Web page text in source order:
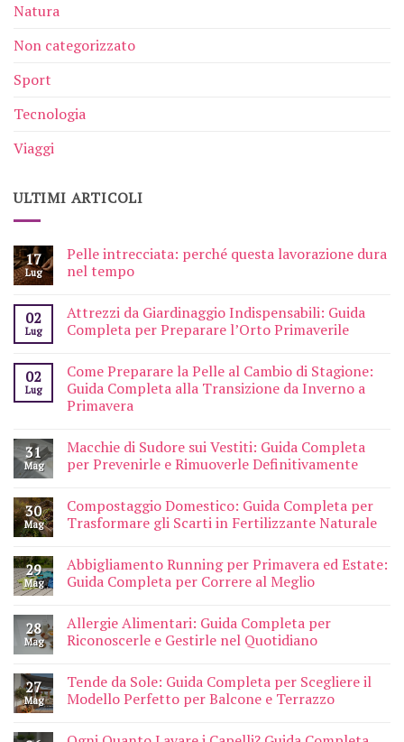
Natura
Non categorizzato
Sport
Tecnologia
Viaggi
ULTIMI ARTICOLI
17
Lug
Pelle intrecciata: perché questa lavorazione dura
nel tempo
02
Lug
Attrezzi da Giardinaggio Indispensabili: Guida
Completa per Preparare l’Orto Primaverile
02
Lug
Come Preparare la Pelle al Cambio di Stagione:
Guida Completa alla Transizione da Inverno a
Primavera
31
Mag
Macchie di Sudore sui Vestiti: Guida Completa
per Prevenirle e Rimuoverle Definitivamente
30
Mag
Compostaggio Domestico: Guida Completa per
Trasformare gli Scarti in Fertilizzante Naturale
29
Mag
Abbigliamento Running per Primavera ed Estate:
Guida Completa per Correre al Meglio
28
Mag
Allergie Alimentari: Guida Completa per
Riconoscerle e Gestirle nel Quotidiano
27
Mag
Tende da Sole: Guida Completa per Scegliere il
Modello Perfetto per Balcone e Terrazzo